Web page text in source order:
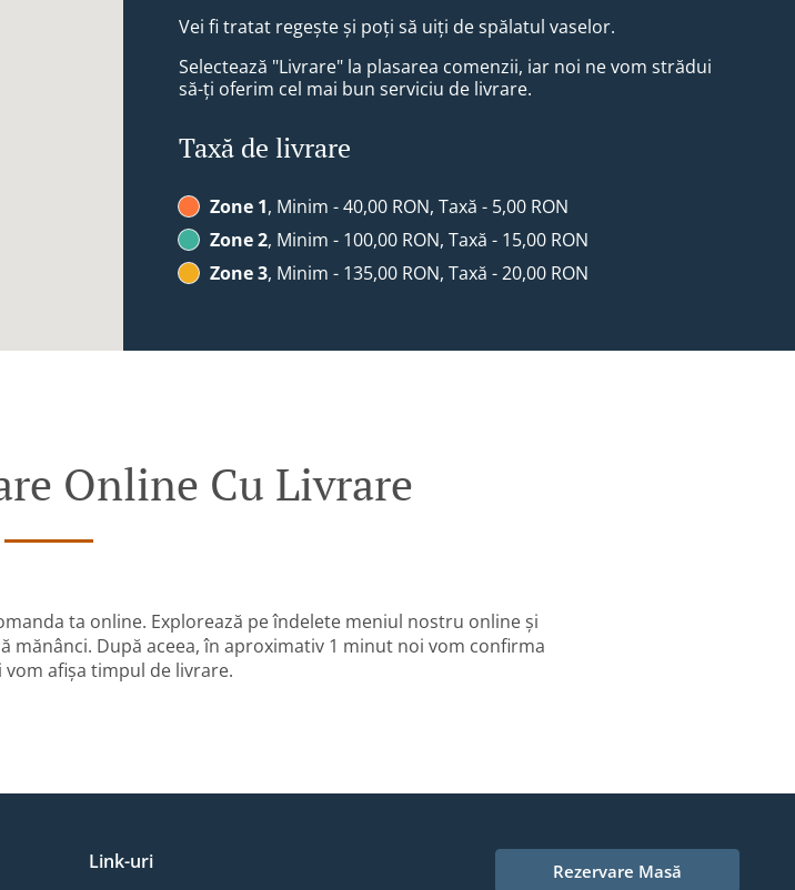
Vei fi tratat regește și poți să uiți de spălatul vaselor.
Selectează "Livrare" la plasarea comenzii, iar noi ne vom strădui
să-ți oferim cel mai bun serviciu de livrare.
Taxă de livrare
Zone 1, Minim - 40,00 RON, Taxă - 5,00 RON
Zone 2, Minim - 100,00 RON, Taxă - 15,00 RON
Zone 3, Minim - 135,00 RON, Taxă - 20,00 RON
Online Cu Livrare
ta online. Explorează pe îndelete meniul nostru online și
mănânci. După aceea, în aproximativ 1 minut noi vom confirma
vom afișa timpul de livrare.
Link-uri Rezervare Masă